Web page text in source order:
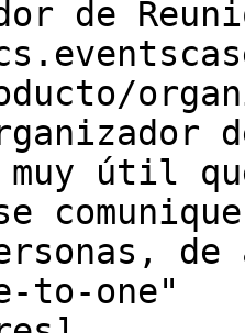
de
muy útil
to-one"